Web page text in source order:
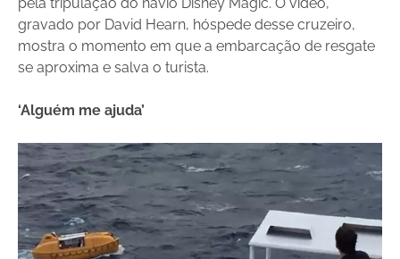
gravado por David Hearn, hóspede desse cruzeiro,
mostra o momento em que a embarcação de resgate
se aproxima e salva o turista.
‘Alguém me ajuda’